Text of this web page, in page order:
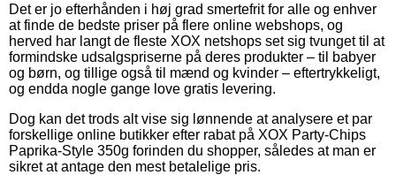
Det er jo efterhånden i høj grad smertefrit for alle og enhver
at finde de bedste priser på flere online webshops, og
herved har langt de fleste XOX netshops set sig tvunget til at
formindske udsalgspriserne på deres produkter – til babyer
og børn, og tillige også til mænd og kvinder – eftertrykkeligt,
og endda nogle gange love gratis levering.
Dog kan det trods alt vise sig lønnende at analysere et par
forskellige online butikker efter rabat på XOX Party-Chips
Paprika-Style 350g forinden du shopper, således at man er
sikret at antage den mest betalelige pris.